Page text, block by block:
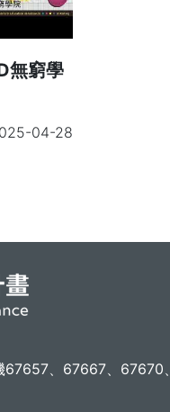
無窮學
04-28
、67667、67670、